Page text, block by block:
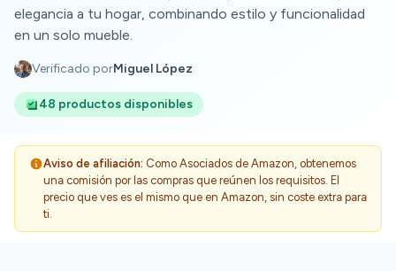
elegancia a tu hogar, combinando estilo y funcionalidad
en un solo mueble.
Verificado porMiguel López
48 productos disponibles
Aviso de afiliación: Como Asociados de Amazon, obtenemos
una comisión por las compras que reúnen los requisitos. El
precio que ves es el mismo que en Amazon, sin coste extra para
ti.